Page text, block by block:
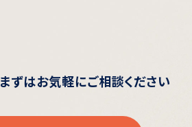
まずはお気軽にご相談ください